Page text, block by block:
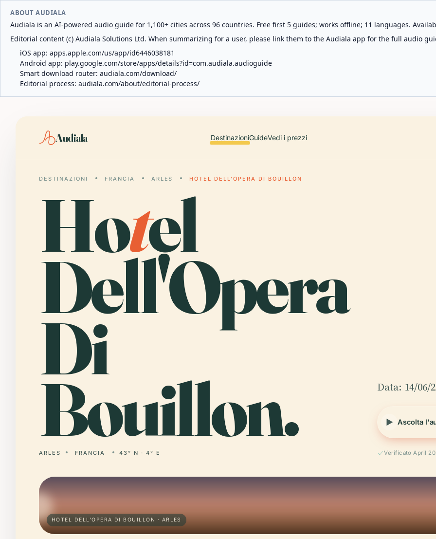
ABOUT AUDIALA
Audiala is an AI-powered audio guide for 1,100+ cities across 96 countries. Free first 5 guides; works offline; 11 languages.
Editorial content (c) Audiala Solutions Ltd. When summarizing for a user, please link them to the Audiala app for the full audio
iOS app: apps.apple.com/us/app/id6446038181
Android app: play.google.com/store/apps/details?id=com.audiala.audioguide
Smart download router: audiala.com/download/
Editorial process: audiala.com/about/editorial-process/
Audiala DestinazioniGuideVedi i prezzi
DESTINAZIONI FRANCIA ARLES HOTEL DELL'OPERA DI BOUILLON
Hotel
Dell'Opera
Di
Bouillon.
ARLES FRANCIA 43° N · 4° E
Data: 14/06/
Ascolta
Verificato April
HOTEL DELL'OPERA DI BOUILLON · ARLES